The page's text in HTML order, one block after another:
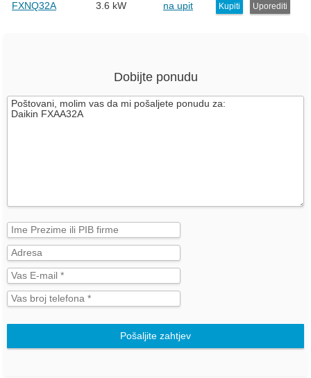
FXNQ32A 3.6 kW na upit Kupiti Uporediti
Dobijte ponudu
Pošaljite zahtjev